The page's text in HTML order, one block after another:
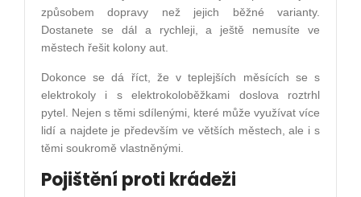
způsobem dopravy než jejich běžné varianty.
Dostanete se dál a rychleji, a ještě nemusíte ve
městech řešit kolony aut.
Dokonce se dá říct, že v teplejších měsících se s
elektrokoly i s elektrokoloběžkami doslova roztrhl
pytel. Nejen s těmi sdílenými, které může využívat více
lidí a najdete je především ve větších městech, ale i s
těmi soukromě vlastněnými.
Pojištění proti krádeži